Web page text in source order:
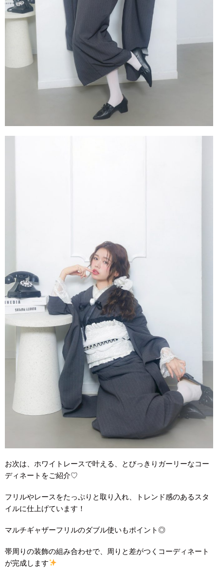
お次は、ホワイトレースで叶える、とびっきりガーリーなコー
ディネートをご紹介♡
フリルやレースをたっぷりと取り入れ、トレンド感のあるスタ
イルに仕上げています！
マルチギャザーフリルのダブル使いもポイント◎
帯周りの装飾の組み合わせで、周りと差がつくコーディネート
が完成します